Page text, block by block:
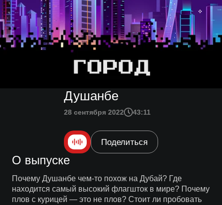
Душанбе
28 сентября 2022 43:11
Поделиться
О выпуске
Почему Душанбе чем-то похож на Дубай? Где
находится самый высокий флагшток в мире? Почему
плов с курицей — это не плов? Стоит ли пробовать